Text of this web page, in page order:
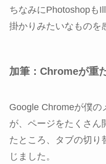
ちなみにPhotoshopも
掛かりみたいなものを
加筆：Chromeが重
Google Chromeが僕の
が、ページをたくさん
たところ、タブの切り
じました。